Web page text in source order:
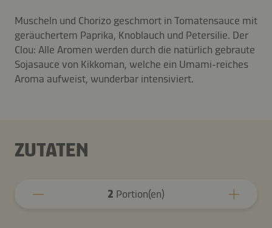
Muscheln und Chorizo geschmort in Tomatensauce mit
geräuchertem Paprika, Knoblauch und Petersilie. Der
Clou: Alle Aromen werden durch die natürlich gebraute
Sojasauce von Kikkoman, welche ein Umami-reiches
Aroma aufweist, wunderbar intensiviert.
ZUTATEN
2 Portion(en)